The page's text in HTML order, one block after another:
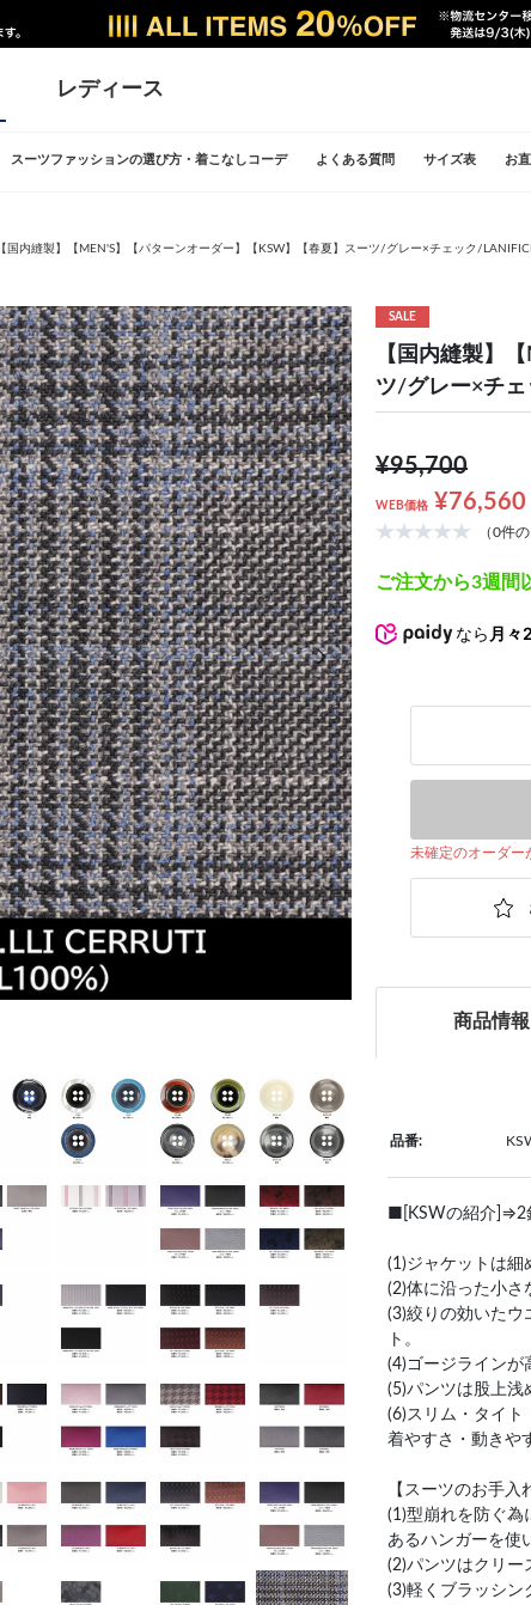
レディース
スーツファッションの選び方・着こなしコーデ よくある質問 サイズ表 お
【国内縫製】【MEN'S】【パターンオーダー】【KSW】【春夏】スーツ/グレー×チェック/
次の画像
SALE
【国内縫製】
ツ/グレー×チェ
¥95,700
WEB価格 ¥76,560
（0件
ご注文から3週間
なら 月々
未確定のオーダー
商品情報
品番:
■[KSWの紹介]⇒2
(1)ジャケットは細
(2)体に沿った小さ
(3)絞りの効いたウ
ト。
(4)ゴージラインが
(5)パンツは股上浅
(6)スリム・タイト
着やすさ・動きや
【スーツのお手入
(1)型崩れを防ぐ為
あるハンガーを使
(2)パンツはクリー
(3)軽くブラッシン